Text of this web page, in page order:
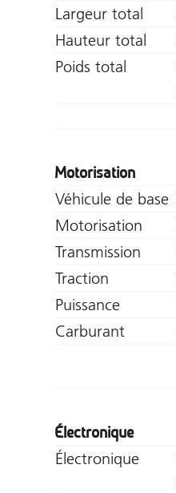
Largeur total
Hauteur total
Poids total
Motorisation
Véhicule de base
Motorisation
Transmission
Traction
Puissance
Carburant
Électronique
Électronique